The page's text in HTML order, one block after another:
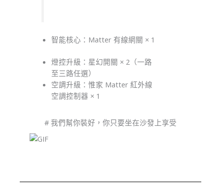
智能核心：Matter 有線網關 × 1
燈控升級：星幻開關 × 2（一路
至三路任選）
空調升級：惟家 Matter 紅外線
空調控制器 × 1
# 我們幫你裝好，你只要坐在沙發上享受